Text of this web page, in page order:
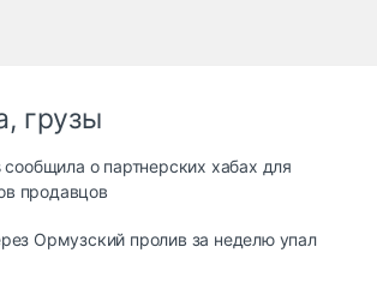
грузы
сообщила о партнерских хабах для
продавцов
Ормузский пролив за неделю упал